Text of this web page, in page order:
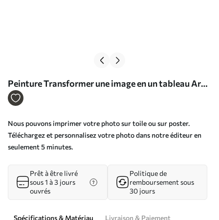
Peinture Transformer une image en un tableau Art.
s33174
Nous pouvons imprimer votre photo sur toile ou sur poster.
Téléchargez et personnalisez votre photo dans notre éditeur en
seulement 5 minutes.
Prêt à être livré
sous 1 à 3 jours
ouvrés
Politique de
remboursement sous
30 jours
Spécifications & Matériau
Livraison & Paiement